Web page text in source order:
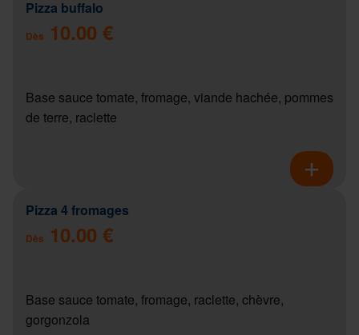
Pizza buffalo
Dès 10.00 €
Base sauce tomate, fromage, viande hachée, pommes
de terre, raclette
Pizza 4 fromages
Dès 10.00 €
Base sauce tomate, fromage, raclette, chèvre,
gorgonzola